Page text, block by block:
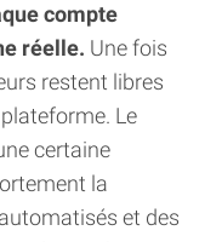
compte
réelle. Une fois
restent libres
Le
certaine
la
et des